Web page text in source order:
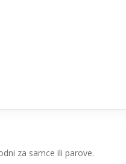
za samce ili parove.